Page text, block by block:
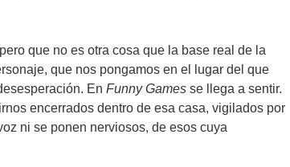
que no es otra cosa que la base real de la
que nos pongamos en el lugar del que
En Funny Games se llega a sentir.
encerrados dentro de esa casa, vigilados por
ni se ponen nerviosos, de esos cuya